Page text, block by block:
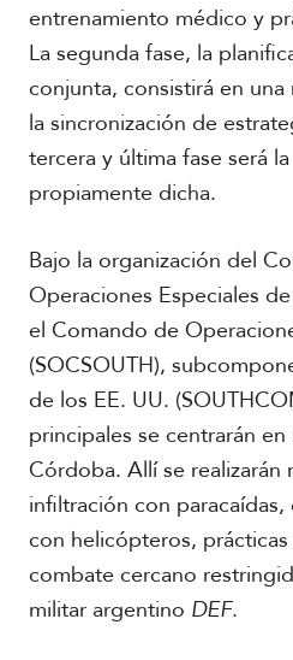
entrenamiento médico y
La segunda fase, la
conjunta, consistirá en
la sincronización de
tercera y última fase será
propiamente dicha.
Bajo la organización del
Operaciones Especiales
el Comando de
(SOCSOUTH),
de los EE. UU.
principales se centrarán
Córdoba. Allí se realizarán
infiltración con
con helicópteros,
combate cercano
militar argentino DEF.